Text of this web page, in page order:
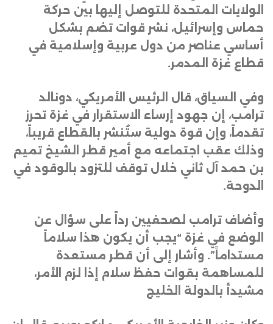
الولايات المتحدة للتوصل إليها بين حركة
حماس وإسرائيل، نشر قوات تضم بشكل
أساسي عناصر من دول عربية وإسلامية في
قطاع غزة المدمر.
وفي السياق، قال الرئيس الأمريكي، دونالد
ترامب، إن جهود إرساء الاستقرار في غزة تحرز
تقدماً، وإن قوة دولية ستُنشر بالقطاع قريباً،
وذلك عقب اجتماعه مع أمير قطر الشيخ تميم
بن حمد آل ثاني خلال توقف للتزود بالوقود في
الدوحة.
وأضاف ترامب لصحفيين رداً على سؤال عن
الوضع في غزة “يجب أن يكون هذا سلاماً
مستداماً”. وأشار إلى أن قطر مستعدة
للمساهمة بقوات حفظ سلام إذا لزم الأمر،
مشيدأ بالدولة الخليج